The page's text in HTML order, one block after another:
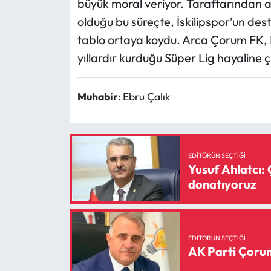
büyük moral veriyor. Taraftarından
olduğu bu süreçte, İskilipspor’un
tablo ortaya koydu. Arca Çorum
yıllardır kurduğu Süper Lig hayaline
Muhabir: Ebru Çalık
EDITÖRÜN SEÇTIĞI
Yusuf Ahlatcı:
donatıyoruz
EDITÖRÜN SEÇTIĞI
AK Parti